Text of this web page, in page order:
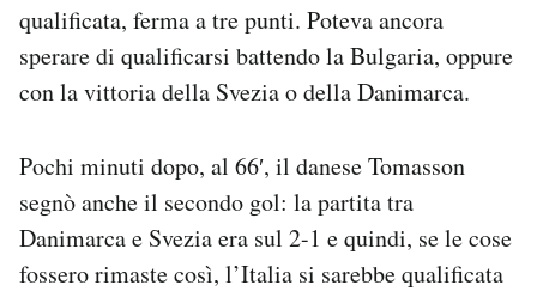
qualificata, ferma a tre punti. Poteva ancora
sperare di qualificarsi battendo la Bulgaria, oppure
con la vittoria della Svezia o della Danimarca.
Pochi minuti dopo, al 66′, il danese Tomasson
segnò anche il secondo gol: la partita tra
Danimarca e Svezia era sul 2-1 e quindi, se le cose
fossero rimaste così, l’Italia si sarebbe qualificata